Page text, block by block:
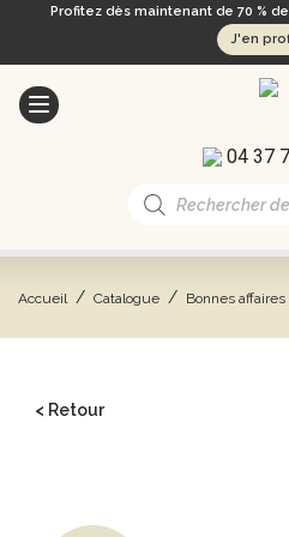
Profitez dès maintenant de 70 %
J'en
04 37
Recherche
de
Accueil / Catalogue / Bonnes affaires
< Retour